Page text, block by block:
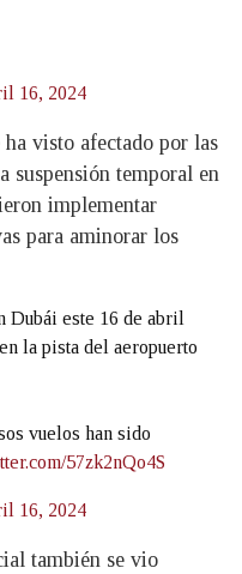
16, 2024
visto afectado por las
suspensión temporal en
implementar
para aminorar los
Dubái este 16 de abril
la pista del aeropuerto
vuelos han sido
57zk2nQo4S
16, 2024
también se vio